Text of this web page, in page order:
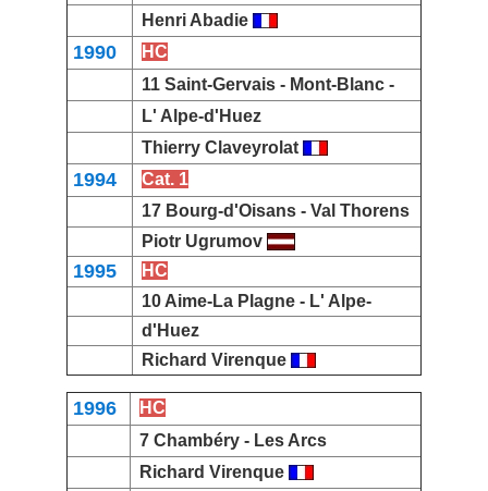
Henri Abadie
1990
HC
11 Saint-Gervais - Mont-Blanc -
L' Alpe-d'Huez
Thierry Claveyrolat
1994
Cat. 1
17 Bourg-d'Oisans - Val Thorens
Piotr Ugrumov
1995
HC
10 Aime-La Plagne - L' Alpe-
d'Huez
Richard Virenque
1996
HC
7 Chambéry - Les Arcs
Richard Virenque